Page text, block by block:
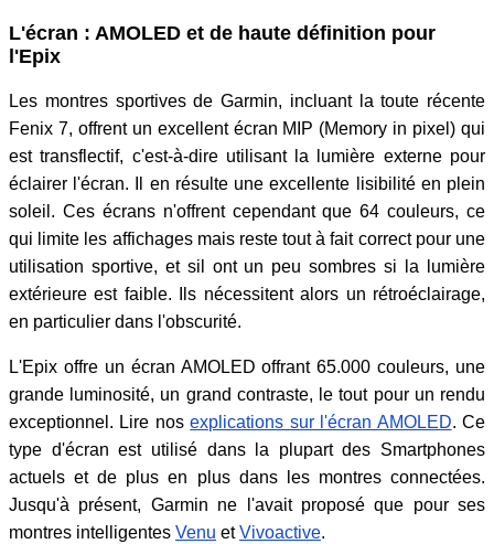
L'écran : AMOLED et de haute définition pour
l'Epix
Les montres sportives de Garmin, incluant la toute récente
Fenix 7, offrent un excellent écran MIP (Memory in pixel) qui
est transflectif, c'est-à-dire utilisant la lumière externe pour
éclairer l'écran. Il en résulte une excellente lisibilité en plein
soleil. Ces écrans n'offrent cependant que 64 couleurs, ce
qui limite les affichages mais reste tout à fait correct pour une
utilisation sportive, et sil ont un peu sombres si la lumière
extérieure est faible. Ils nécessitent alors un rétroéclairage,
en particulier dans l'obscurité.
L'Epix offre un écran AMOLED offrant 65.000 couleurs, une
grande luminosité, un grand contraste, le tout pour un rendu
exceptionnel. Lire nosexplications sur l'écran AMOLED. Ce
type d'écran est utilisé dans la plupart des Smartphones
actuels et de plus en plus dans les montres connectées.
Jusqu'à présent, Garmin ne l'avait proposé que pour ses
montres intelligentes Venu etVivoactive.